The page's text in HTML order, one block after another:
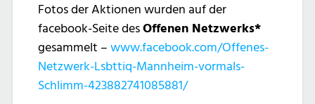
Fotos der Aktionen wurden auf der
facebook-Seite desOffenen Netzwerks*
gesammelt – www.facebook.com/Offenes-
Netzwerk-Lsbttiq-Mannheim-vormals-
Schlimm-423882741085881/